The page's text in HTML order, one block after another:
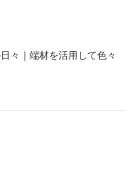
々｜端材を活用して色々